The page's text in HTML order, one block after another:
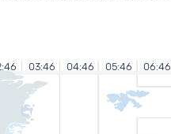
03:46 04:46 05:46 06:46